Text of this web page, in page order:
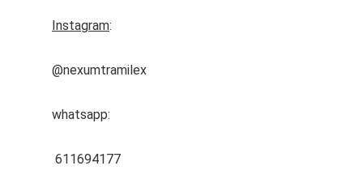
Instagram:
@nexumtramilex
whatsapp:
611694177